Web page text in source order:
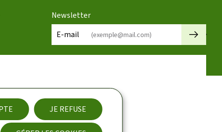
JE REFUSE
Newsletter
E-mail
🡒